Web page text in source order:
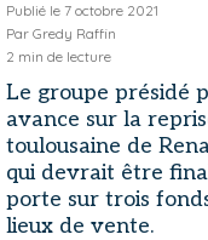
Publié le 7 octobre 2021
Par Gredy Raffin
2 min de lecture
Le groupe présidé
avance sur la
toulousaine de
qui devrait être
porte sur trois
lieux de vente.